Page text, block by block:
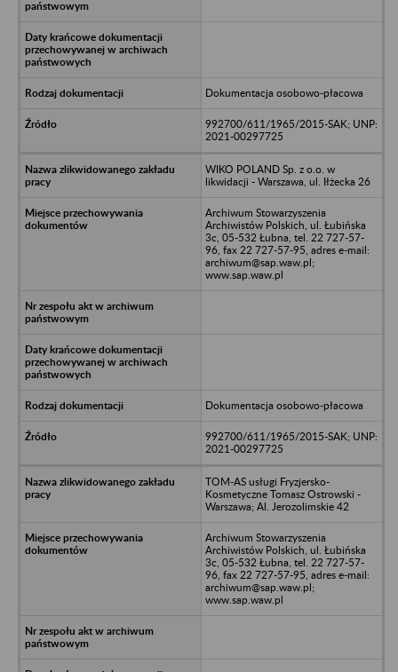
Dokumentacja osobowo-płacowa
992700/611/1965/2015-SAK; UNP:
2021-00297725
WIKO POLAND Sp. z o.o. w
likwidacji - Warszawa, ul. Iłżecka 26
Archiwum Stowarzyszenia
Archiwistów Polskich, ul. Łubińska
3c, 05-532 Łubna, tel. 22 727-57-
96, fax 22 727-57-95, adres e-mail:
archiwum@sap.waw.pl;
www.sap.waw.pl
Dokumentacja osobowo-płacowa
992700/611/1965/2015-SAK; UNP:
2021-00297725
TOM-AS usługi Fryzjersko-
Kosmetyczne Tomasz Ostrowski -
Warszawa; Al. Jerozolimskie 42
Archiwum Stowarzyszenia
Archiwistów Polskich, ul. Łubińska
3c, 05-532 Łubna, tel. 22 727-57-
96, fax 22 727-57-95, adres e-mail:
archiwum@sap.waw.pl;
www.sap.waw.pl